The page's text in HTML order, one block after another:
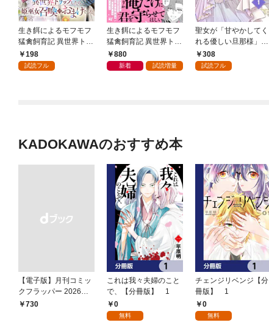
生き餌によるモフモフ
猛禽飼育記 異世界トリ
ップしたら、姫巫女召
喚のおまけでした 【連
198
試読フル
生き餌によるモフモフ
猛禽飼育記 異世界トリ
ップしたら、姫巫女召
喚のおまけでした (1)
880
新着 試読増量
聖女が「甘やかしてく
れる優しい旦那様」を
募集したら国王陛下が
立候補してきた（コミ
308
試読フル
KADOKAWAのおすすめ本
【電子版】月刊コミッ
クフラッパー 2026年9
月号
￥730
これは我々夫婦のこと
で、【分冊版】 1
0
無料
チェンジリベンジ【分
冊版】 1
0
無料